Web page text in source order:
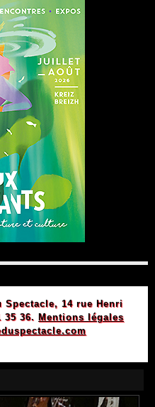
Spectacle, 14 rue Henri
35 36. Mentions légales